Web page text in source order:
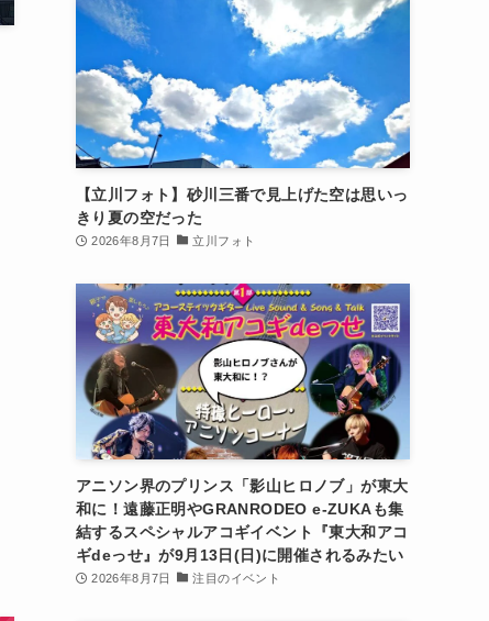
【立川フォト】砂川三番で見上げた空は思いっ
きり夏の空だった
2026年8月7日 立川フォト
アニソン界のプリンス「影山ヒロノブ」が東大
和に！遠藤正明やGRANRODEO e-ZUKAも集
結するスペシャルアコギイベント『東大和アコ
ギdeっせ』が9月13日(日)に開催されるみたい
2026年8月7日 注目のイベント